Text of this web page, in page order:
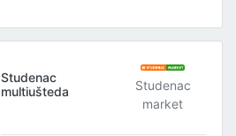
Studenac
multiušteda
Studenac
market